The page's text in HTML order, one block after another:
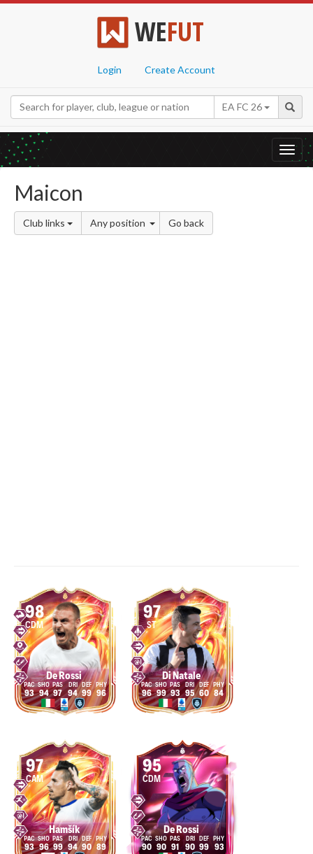
WEFUT
Login Create Account
EA FC 26
Maicon
Club links Any position Go back
98
CDM
De Rossi
93 94 97 94 99 96
97
ST
Di Natale
96 99 93 95 60 84
97
CAM
Hamšík
93 96 99 94 90 89
95
CDM
De Rossi
90 90 91 90 99 93